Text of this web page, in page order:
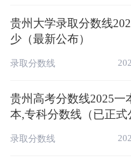
18日：2023河北高考
2023四川高考录取
66.93万人！
贵州大学录取分数线
少（最新公布）
录取分数线
贵州高考分数线2025一
本,专科分数线（已正式
录取分数线